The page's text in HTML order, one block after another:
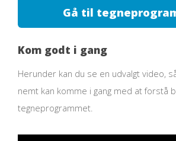
Gå til
Kom godt i gang
Herunder kan du se en udvalgt video,
nemt kan komme i gang med at forstå
tegneprogrammet.